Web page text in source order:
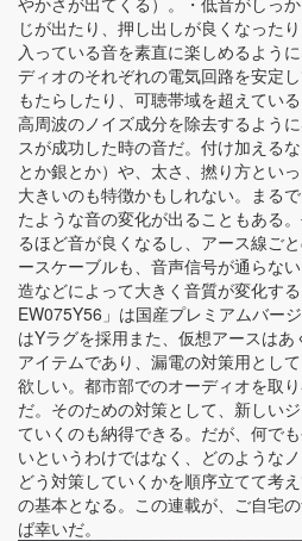
じが出たり、押し出しが良くなった
入っている音を素直に楽しめるよう
ディオのそれぞれの電気回路を安定
もたらしたり、可聴帯域を超えてい
高周波のノイズ成分を除去するよう
スが成功した時の音だ。付け加える
とか銀とか）や、太さ、撚り方とい
大きいのも特徴かもしれない。まる
たような音の変化が出ることもある
るほど音が良くなるし、アース線ご
ースケーブルも、音声信号が通らな
造などによって大きく音質が変化す
EW075Y56」は国産プレミアムバー
はYラグを採用また、仮想アースは
アイテムであり、漏電の対策用とし
欲しい。都市部でのオーディオを取
だ。そのための対策として、新しい
ていくのも納得できる。だが、何で
いというわけではなく、どのような
どう対策していくかを順序立てて考
の基本となる。この連載が、ご自宅
ば幸いだ。